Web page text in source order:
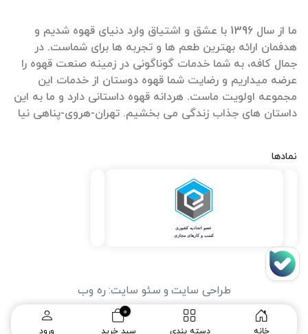
خانه دسته بندی سبد خرید
0
ورود
ما از سال 1396 با عشق و اشتیاق وارد دنیای قهوه شدیم و
هدفمان ارائه بهترین طعم ها و تجربه ها برای شماست. در
جمال کافه، به شما خدمات گوناگونی در زمینه صنعت قهوه را
عرضه میداریم و رضایت شما قهوه دوستان از خدمات این
مجموعه اولویت ماست. هردانه قهوه داستانی دارد و ما به این
داستان های جذاب زندگی می بخشیم. تهران-هروی-پناهی نیا
نمادها
طراحی سایت و سئو سایت: ره وب